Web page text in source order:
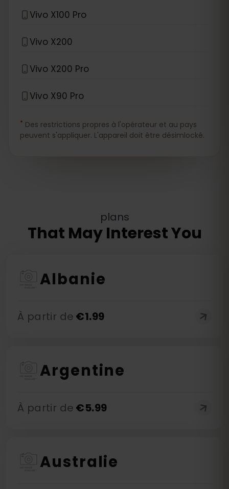
Vivo X100 Pro
Vivo X200
Vivo X200 Pro
Vivo X90 Pro
* Des restrictions propres à l'opérateur et au pays
peuvent s'appliquer. L'appareil doit être désimlocké.
plans
That May Interest You
Albanie
À partir de €1.99
Argentine
À partir de €5.99
Australie